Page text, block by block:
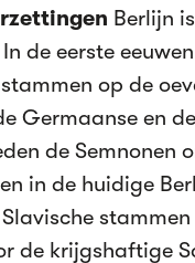
Berlijn
de eerste
op de
Germaanse en
de Semnonen
in de huidige
de krijgshaftige